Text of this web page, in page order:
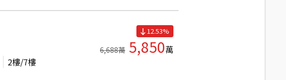
2樓/7樓
12.53%
6,688萬 5,850萬